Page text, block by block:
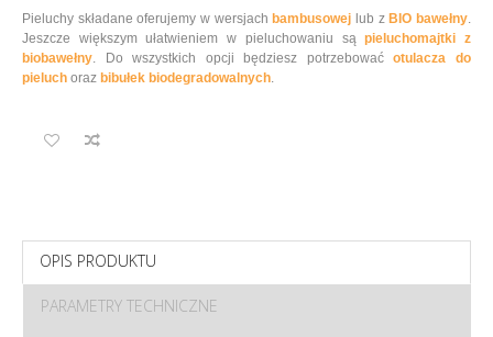
Pieluchy składane oferujemy w wersjachbambusowej lub zBIO bawełny.
Jeszcze większym ułatwieniem w pieluchowaniu sąpieluchomajtki z
biobawełny. Do wszystkich opcji będziesz potrzebowaćotulacza do
pieluch oraz bibułek biodegradowalnych.
OPIS PRODUKTU
PARAMETRY TECHNICZNE